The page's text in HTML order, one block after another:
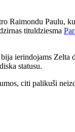
Raimondu Paulu,
tituldziesma
ierindojams Zelta
statusu.
citi palikuši